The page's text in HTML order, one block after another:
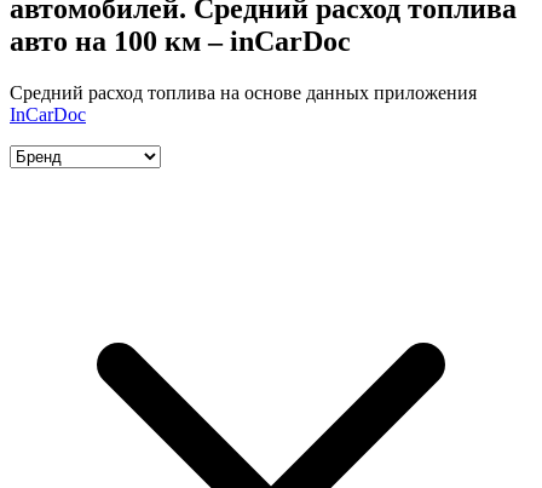
автомобилей. Средний расход топлива
авто на 100 км – inCarDoc
Средний расход топлива на основе данных приложения
InCarDoc